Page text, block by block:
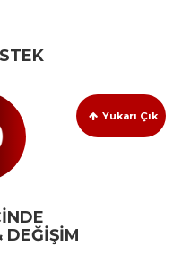
Yukarı Çık
DEĞİŞİM